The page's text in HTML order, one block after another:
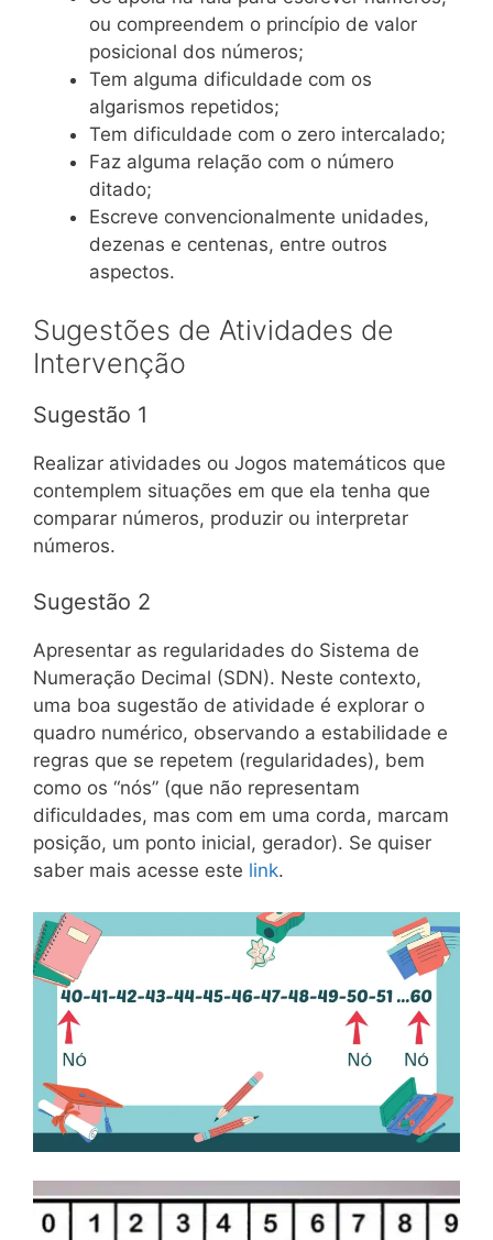
ou compreendem o princípio de valor
posicional dos números;
Tem alguma dificuldade com os
algarismos repetidos;
Tem dificuldade com o zero intercalado;
Faz alguma relação com o número
ditado;
Escreve convencionalmente unidades,
dezenas e centenas, entre outros
aspectos.
Sugestões de Atividades de
Intervenção
Sugestão 1
Realizar atividades ou Jogos matemáticos que
contemplem situações em que ela tenha que
comparar números, produzir ou interpretar
números.
Sugestão 2
Apresentar as regularidades do Sistema de
Numeração Decimal (SDN). Neste contexto,
uma boa sugestão de atividade é explorar o
quadro numérico, observando a estabilidade e
regras que se repetem (regularidades), bem
como os “nós” (que não representam
dificuldades, mas com em uma corda, marcam
posição, um ponto inicial, gerador). Se quiser
saber mais acesse este link.